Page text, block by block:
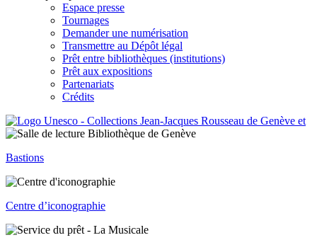
Espace presse
Tournages
Demander une numérisation
Transmettre au Dépôt légal
Prêt entre bibliothèques (institutions)
Prêt aux expositions
Partenariats
Crédits
Bastions
Centre d’iconographie